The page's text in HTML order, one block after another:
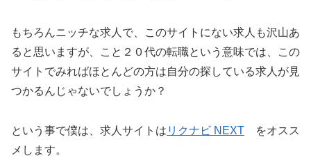
もちろんニッチな求人で、このサイトにない求人も沢山あ
ると思いますが、こと２０代の転職という意味では、この
サイトでみればほとんどの方は自分の探している求人が見
つかるんじゃないでしょうか？
という事で僕は、求人サイトは リクナビ NEXT をオスス
メします。